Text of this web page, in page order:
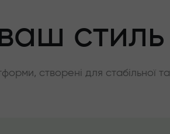
стиль
створені для стабільної та